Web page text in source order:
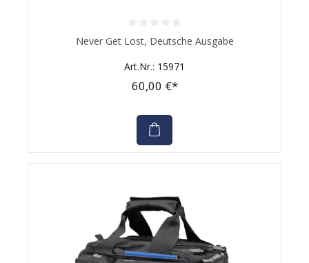
Durchschnittliche Bewertung von 0 von 5 Sternen
Never Get Lost, Deutsche Ausgabe
Art.Nr.: 15971
60,00 €*